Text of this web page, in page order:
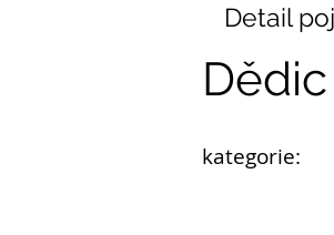
Detail
kategorie: